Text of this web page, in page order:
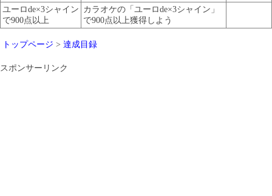
ユーロde×3シャイン
で900点以上
カラオケの「ユーロde×3シャイン」
で900点以上獲得しよう
トップページ > 達成目録
スポンサーリンク